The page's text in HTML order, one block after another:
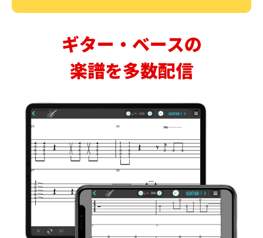
ギター・ベースの
楽譜を多数配信